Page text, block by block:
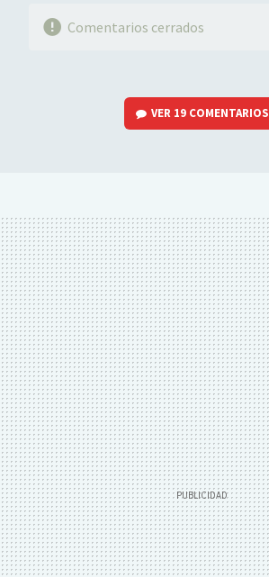
Comentarios cerrados
VER 19 COMENTARIOS